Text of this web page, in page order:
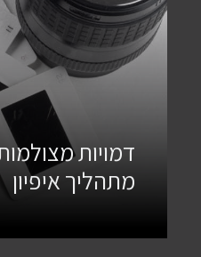
דמויות
מתהליך איפיון